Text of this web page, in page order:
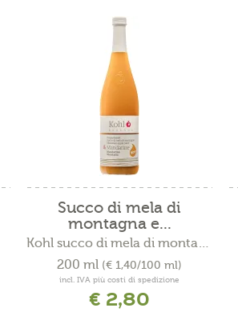
Succo di mela di
montagna e...
Kohl succo di mela di montagna
200 ml (€ 1,40/100 ml)
incl. IVA più costi di spedizione
€ 2,80